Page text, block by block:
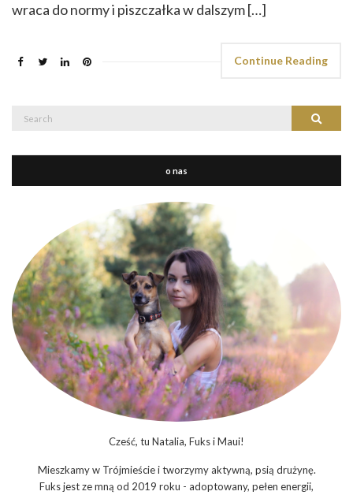
wraca do normy i piszczałka w dalszym […]
Continue Reading
Search
o nas
Cześć, tu Natalia, Fuks i Maui!
Mieszkamy w Trójmieście i tworzymy aktywną, psią drużynę.
Fuks jest ze mną od 2019 roku - adoptowany, pełen energii,